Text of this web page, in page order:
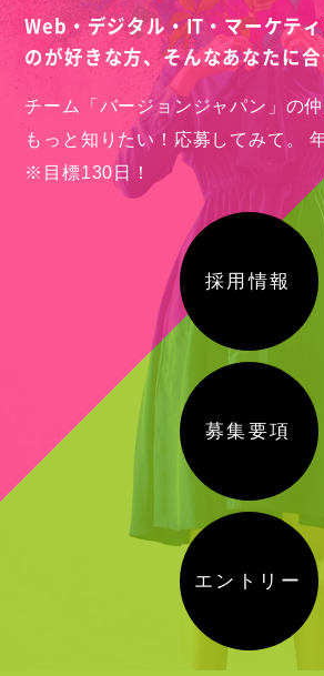
Web・デジタル・IT・マーケテ
のが好きな方、そんなあなたに
チーム「バージョンジャパン」の仲
もっと知りたい！応募してみて。
※目標130日！
採用情報
募集要項
エントリー